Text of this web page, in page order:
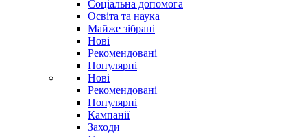
Соціальна допомога
Освіта та наука
Майже зібрані
Нові
Рекомендовані
Популярні
Нові
Рекомендовані
Популярні
Кампанії
Заходи